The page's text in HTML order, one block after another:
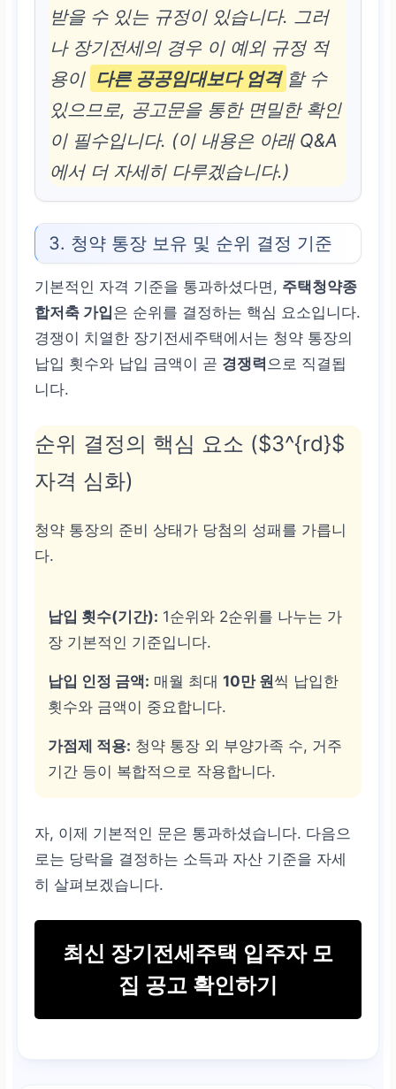
받을 수 있는 규정이 있습니다. 그러
나 장기전세의 경우 이 예외 규정 적
용이 다른 공공임대보다 엄격 할 수
있으므로, 공고문을 통한 면밀한 확인
이 필수입니다. (이 내용은 아래 Q&A
에서 더 자세히 다루겠습니다.)
3. 청약 통장 보유 및 순위 결정 기준
기본적인 자격 기준을 통과하셨다면, 주택청약종
합저축 가입은 순위를 결정하는 핵심 요소입니다.
경쟁이 치열한 장기전세주택에서는 청약 통장의
납입 횟수와 납입 금액이 곧 경쟁력으로 직결됩
니다.
순위 결정의 핵심 요소 ($3^{rd}$
자격 심화)
청약 통장의 준비 상태가 당첨의 성패를 가릅니
다.
납입 횟수(기간): 1순위와 2순위를 나누는 가
장 기본적인 기준입니다.
납입 인정 금액: 매월 최대10만 원씩 납입한
횟수와 금액이 중요합니다.
가점제 적용: 청약 통장 외 부양가족 수, 거주
기간 등이 복합적으로 작용합니다.
자, 이제 기본적인 문은 통과하셨습니다. 다음으
로는 당락을 결정하는 소득과 자산 기준을 자세
히 살펴보겠습니다.
최신 장기전세주택 입주자 모
집 공고 확인하기